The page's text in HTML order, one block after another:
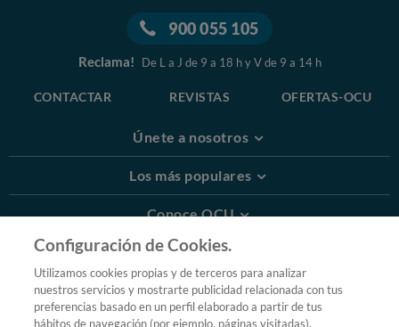
900 055 105
Reclama! De L a J de 9 a 18 h y V de 9 a 14 h
CONTACTAR REVISTAS OFERTAS-OCU
Únete a nosotros
Los más populares
Conoce OCU
Más Información
© 2026 OCU
Condiciones generales de contratación de OCU
Configuración de Cookies.
Utilizamos cookies propias y de terceros para analizar
nuestros servicios y mostrarte publicidad relacionada con tus
preferencias basado en un perfil elaborado a partir de tus
hábitos de navegación (por ejemplo, páginas visitadas).